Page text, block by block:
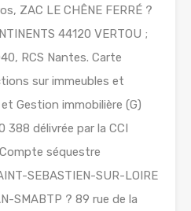
ZAC LE CHÊNE FERRÉ ?
44120 VERTOU ;
RCS Nantes. Carte
sur immeubles et
Gestion immobilière (G)
388 délivrée par la CCI
séquestre
SEBASTIEN-SUR-LOIRE
SMABTP ? 89 rue de la